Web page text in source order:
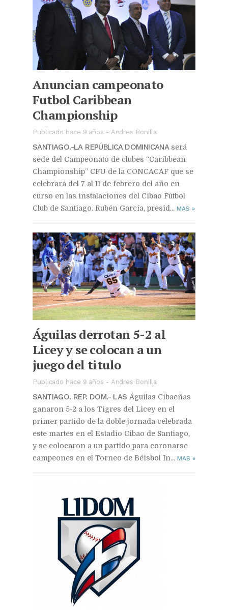
Anuncian campeonato
Futbol Caribbean
Championship
Publicado hace 9 años - Andres Bonilla
SANTIAGO.-LA REPÚBLICA DOMINICANA será
sede del Campeonato de clubes “Caribbean
Championship” CFU de la CONCACAF que se
celebrará del 7 al 11 de febrero del año en
curso en las instalaciones del Cibao Fútbol
Club de Santiago. Rubén García, presid... MAS »
Águilas derrotan 5-2 al
Licey y se colocan a un
juego del titulo
Publicado hace 9 años - Andres Bonilla
SANTIAGO. REP. DOM.- LAS Águilas Cibaeñas
ganaron 5-2 a los Tigres del Licey en el
primer partido de la doble jornada celebrada
este martes en el Estadio Cibao de Santiago,
y se colocaron a un partido para coronarse
campeones en el Torneo de Béisbol In... MAS »